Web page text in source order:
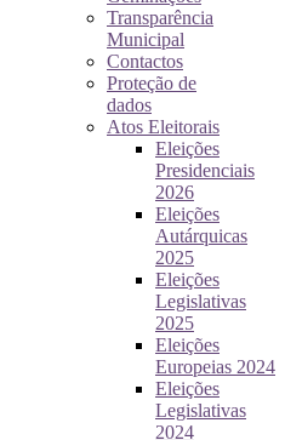
Transparência
Municipal
Contactos
Proteção de
dados
Atos Eleitorais
Eleições
Presidenciais
2026
Eleições
Autárquicas
2025
Eleições
Legislativas
2025
Eleições
Europeias 2024
Eleições
Legislativas
2024